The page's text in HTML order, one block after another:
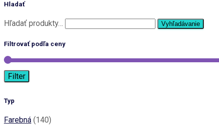
Hladať
Hľadať:
Hľadať produkty… Vyhľadávanie
Filtrovať podľa ceny
Filter
Typ
Farebná (140)